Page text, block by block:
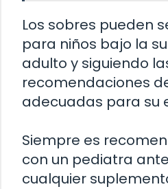
Los sobres pueden
para niños bajo la
adulto y siguiendo
recomendaciones
adecuadas para su
Siempre es
con un pediatra
cualquier